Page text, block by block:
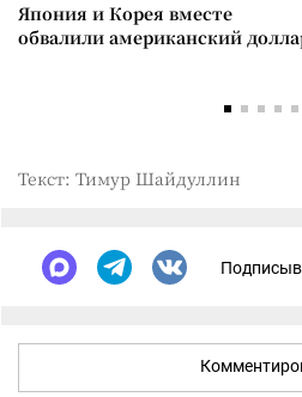
Япония и Корея вместе
обвалили американский
Текст: Тимур Шайдуллин